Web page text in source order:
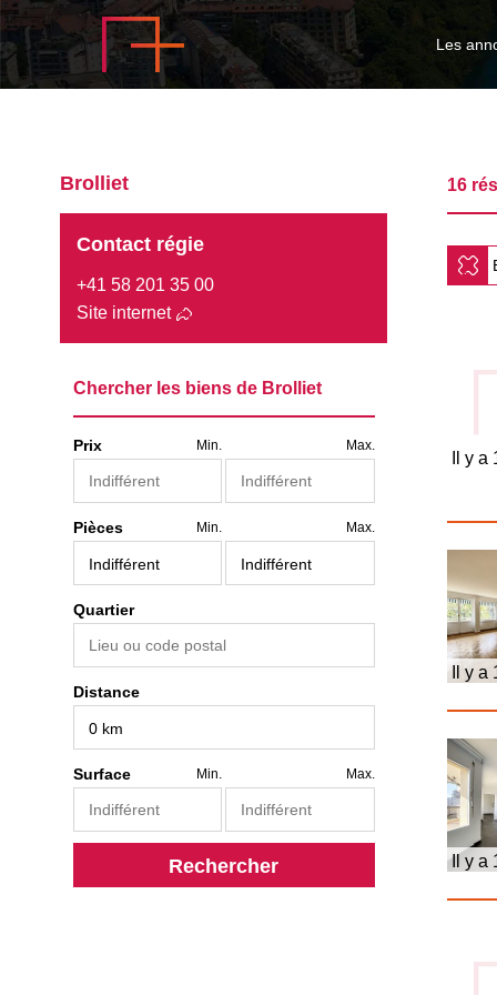
Les
Brolliet
Contact régie
+41 58 201 35 00
Site internet
Chercher les biens de Brolliet
Prix Min. Max.
Pièces Min. Max.
Quartier
Distance
Surface Min. Max.
Rechercher
16
Il y
Il y
Il y a